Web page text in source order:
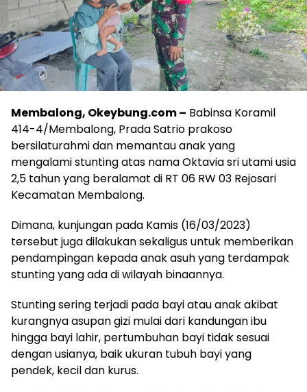
Membalong, Okeybung.com – Babinsa Koramil
414-4/Membalong, Prada Satrio prakoso
bersilaturahmi dan memantau anak yang
mengalami stunting atas nama Oktavia sri utami usia
2,5 tahun yang beralamat di RT 06 RW 03 Rejosari
Kecamatan Membalong.
Dimana, kunjungan pada Kamis (16/03/2023)
tersebut juga dilakukan sekaligus untuk memberikan
pendampingan kepada anak asuh yang terdampak
stunting yang ada di wilayah binaannya.
Stunting sering terjadi pada bayi atau anak akibat
kurangnya asupan gizi mulai dari kandungan ibu
hingga bayi lahir, pertumbuhan bayi tidak sesuai
dengan usianya, baik ukuran tubuh bayi yang
pendek, kecil dan kurus.